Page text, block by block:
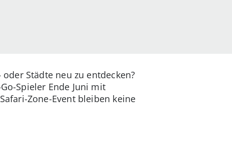
Städte neu zu entdecken?
Spieler Ende Juni mit
Zone-Event bleiben keine